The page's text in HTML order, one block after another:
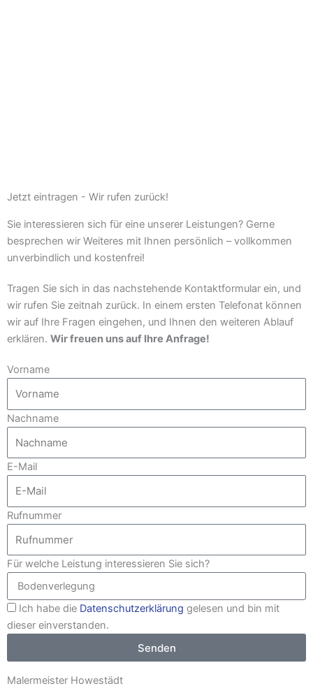
Jetzt eintragen - Wir rufen zurück!
Sie interessieren sich für eine unserer Leistungen? Gerne
besprechen wir Weiteres mit Ihnen persönlich – vollkommen
unverbindlich und kostenfrei!
Tragen Sie sich in das nachstehende Kontaktformular ein, und
wir rufen Sie zeitnah zurück. In einem ersten Telefonat können
wir auf Ihre Fragen eingehen, und Ihnen den weiteren Ablauf
erklären. Wir freuen uns auf Ihre Anfrage!
Vorname
Nachname
E-Mail
Rufnummer
Für welche Leistung interessieren Sie sich?
Ich habe die Datenschutzerklärung gelesen und bin mit
dieser einverstanden.
Senden
Malermeister Howestädt